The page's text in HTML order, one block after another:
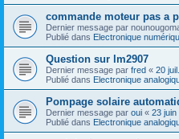
commande moteur pas a
Dernier message par
Publié dans Electronique
Question sur lm2907
Dernier message par fred « 20
Publié dans Electronique
Pompage solaire
Dernier message par oui « 23 juin
Publié dans Electronique